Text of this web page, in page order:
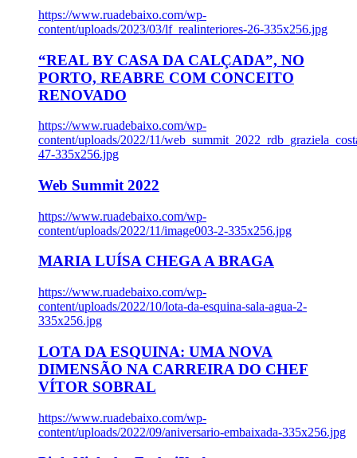
https://www.ruadebaixo.com/wp-
content/uploads/2023/03/lf_realinteriores-26-335x256.jpg
“REAL BY CASA DA CALÇADA”, NO
PORTO, REABRE COM CONCEITO
RENOVADO
https://www.ruadebaixo.com/wp-
content/uploads/2022/11/
47-335x256.jpg
Web Summit 2022
https://www.ruadebaixo.com/wp-
content/uploads/2022/11/image003-2-335x256.jpg
MARIA LUÍSA CHEGA A BRAGA
https://www.ruadebaixo.com/wp-
content/uploads/2022/10/lota-da-esquina-sala-agua-2-
335x256.jpg
LOTA DA ESQUINA: UMA NOVA
DIMENSÃO NA CARREIRA DO CHEF
VÍTOR SOBRAL
https://www.ruadebaixo.com/wp-
content/uploads/2022/09/aniversario-embaixada-335x256.jpg